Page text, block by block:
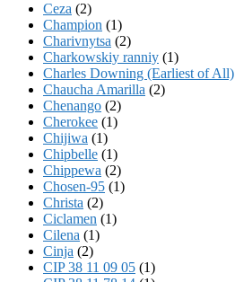
Ceza (2)
Champion (1)
Charivnytsa (2)
Charkowskiy ranniy (1)
Charles Downing (Earliest of All)
Chaucha Amarilla (2)
Chenango (2)
Cherokee (1)
Chijiwa (1)
Chipbelle (1)
Chippewa (2)
Chosen-95 (1)
Christa (2)
Ciclamen (1)
Cilena (1)
Cinja (2)
CIP 38 11 09 05 (1)